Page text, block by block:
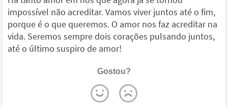
impossível não acreditar. Vamos viver juntos até o fim,
porque é o que queremos. O amor nos faz acreditar na
vida. Seremos sempre dois corações pulsando juntos,
até o último suspiro de amor!
Gostou?